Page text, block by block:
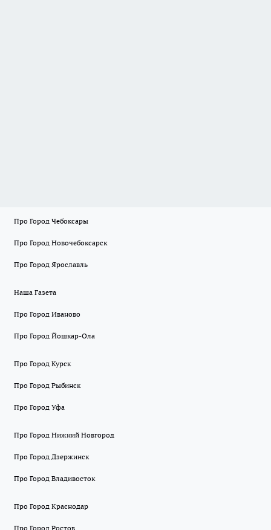
Про Город Чебоксары
Про Город Новочебоксарск
Про Город Ярославль
Наша Газета
Про Город Иваново
Про Город Йошкар-Ола
Про Город Курск
Про Город Рыбинск
Про Город Уфа
Про Город Нижний Новгород
Про Город Дзержинск
Про Город Владивосток
Про Город Краснодар
Про Город Ростов